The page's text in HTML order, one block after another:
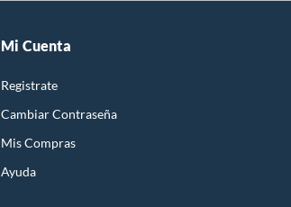
Mi Cuenta
Registrate
Cambiar Contraseña
Mis Compras
Ayuda